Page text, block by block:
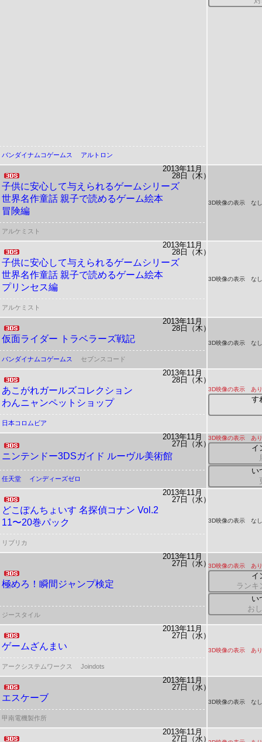
バンダイナムコゲームス アルトロン
2013年11月
28日（木）
子供に安心して与えられるゲームシリーズ
世界名作童話 親子で読めるゲーム絵本
冒険編
3D映像の表示 なし
アルケミスト
2013年11月
28日（木）
子供に安心して与えられるゲームシリーズ
世界名作童話 親子で読めるゲーム絵本
プリンセス編
3D映像の表示 なし
アルケミスト
2013年11月
28日（木）
仮面ライダー トラベラーズ戦記 3D映像の表示 なし
バンダイナムコゲームス セブンスコード
2013年11月
28日（木）
あこがれガールズコレクション
わんニャンペットショップ
3D映像の表示 あり
す
日本コロムビア
2013年11月
27日（水）
ニンテンドー3DSガイド ルーヴル美術館
3D映像の表示 あり
イ
い
任天堂 インディーズゼロ
2013年11月
27日（水）
どこぽんちょいす 名探偵コナン Vol.2
11〜20巻パック
3D映像の表示 なし
リブリカ
2013年11月
27日（水）
極めろ！瞬間ジャンプ検定
3D映像の表示 あり
イ
ランキ
い
お
ジースタイル
2013年11月
27日（水）
ゲームざんまい 3D映像の表示 あり
アークシステムワークス Joindots
2013年11月
27日（水）
エスケーブ 3D映像の表示 なし
甲南電機製作所
2013年11月
27日（水）